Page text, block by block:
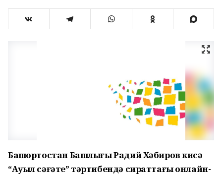
Башҡортостан Башлығы Радий Хәбиров кисә
“Ауыл сәғәте” тәртибендә сираттағы онлайн-